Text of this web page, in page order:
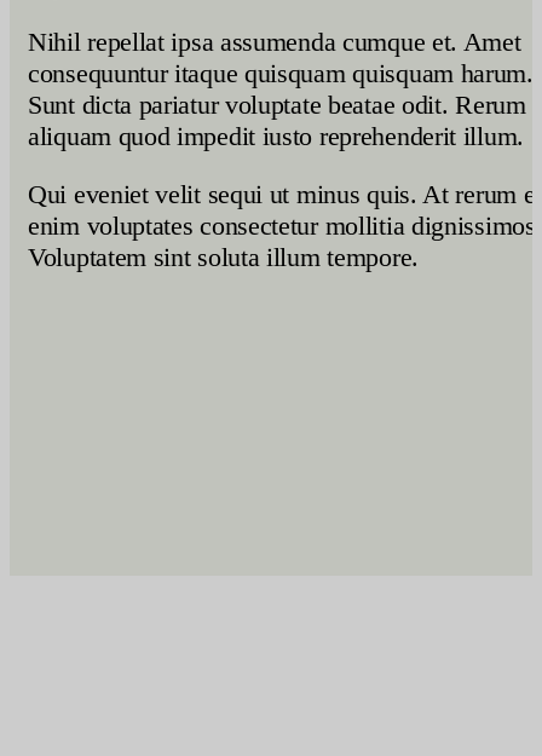
Nihil repellat ipsa assumenda cumque et. Amet
consequuntur itaque quisquam quisquam harum.
Sunt dicta pariatur voluptate beatae odit. Rerum
aliquam quod impedit iusto reprehenderit illum.
Qui eveniet velit sequi ut minus quis. At rerum et
enim voluptates consectetur mollitia dignissimos.
Voluptatem sint soluta illum tempore.